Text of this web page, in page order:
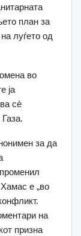
план за
луѓето од
во
ја
сè
за да
е „во
на
призна